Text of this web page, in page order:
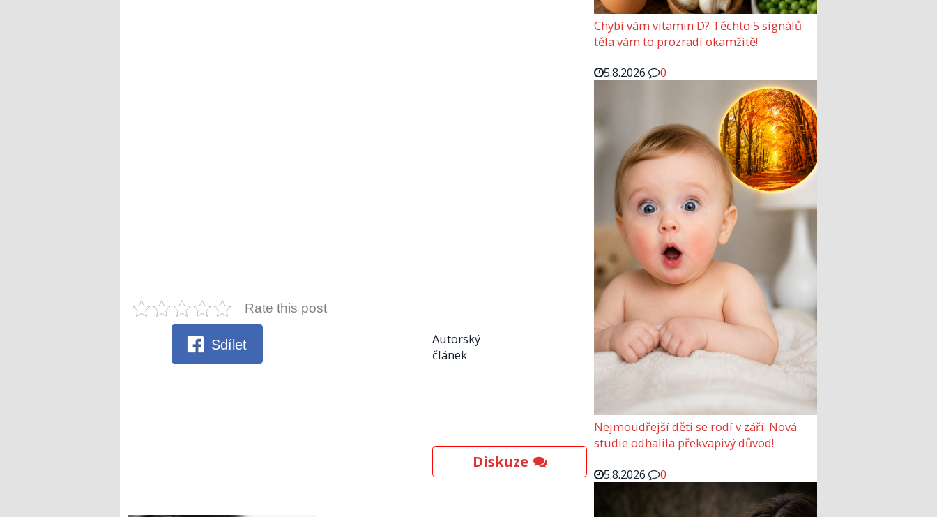
Rate this post
Sdílet
Autorský
článek
Diskuze
Chybí vám vitamin D? Těchto 5 signálů
těla vám to prozradí okamžitě!
5.8.2026
0
Nejmoudřejší děti se rodí v září: Nová
studie odhalila překvapivý důvod!
5.8.2026
0